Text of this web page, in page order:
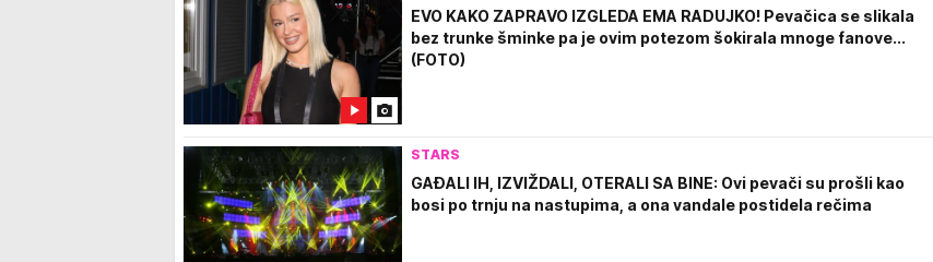
EVO KAKO ZAPRAVO IZGLEDA EMA RADUJKO! Pevačica se slikala
bez trunke šminke pa je ovim potezom šokirala mnoge fanove...
(FOTO)
STARS
GAĐALI IH, IZVIŽDALI, OTERALI SA BINE: Ovi pevači su prošli kao
bosi po trnju na nastupima, a ona vandale postidela rečima